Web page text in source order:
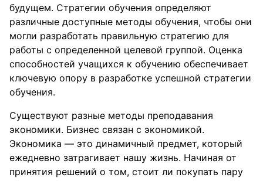
будущем. Стратегии обучения определяют
различные доступные методы обучения, чтобы они
могли разработать правильную стратегию для
работы с определенной целевой группой. Оценка
способностей учащихся к обучению обеспечивает
ключевую опору в разработке успешной стратегии
обучения.
Существуют разные методы преподавания
экономики. Бизнес связан с экономикой.
Экономика — это динамичный предмет, который
ежедневно затрагивает нашу жизнь. Начиная от
принятия решений о том, стоит ли покупать пару